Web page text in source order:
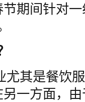
期间针对
尤其是餐饮
一方面，